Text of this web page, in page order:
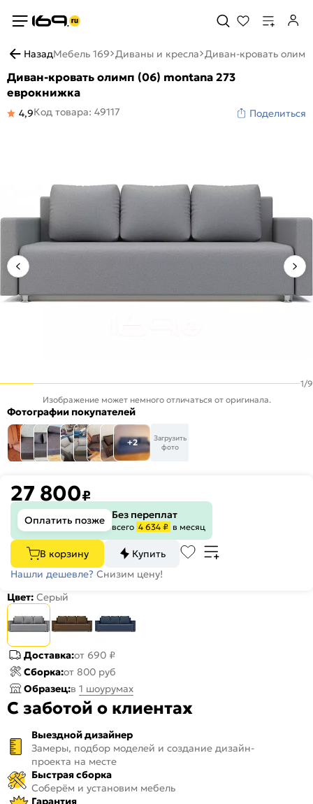
НазадМебель 169 Диваны и кресла Диван-кровать
Диван-кровать олимп (06) montana 273
еврокнижка
4,9Код товара: 49117 Поделиться
1/9
Изображение может немного отличаться от оригинала.
Фотографии покупателей
+2
Загрузить
фото
27 800₽
Оплатить позже Без переплат
всего 4 634 ₽ в месяц
В корзину
Купить
Нашли дешевле? Снизим цену!
Цвет: Серый
Доставка:от 690 ₽
Сборка:от 800 руб
Образец:в 1 шоурумах
С заботой о клиентах
Выездной дизайнер
Замеры, подбор моделей и создание дизайн-
проекта на месте
Быстрая сборка
Соберём и установим мебель
Гарантия